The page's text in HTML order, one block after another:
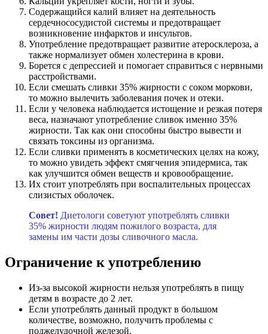
Содержащийся калий влияет на деятельность
сердечнососудистой системы и предотвращает
возникновение инфарктов и инсультов.
Употребление предотвращает развитие атеросклероза, а
также нормализует обмен холестерина в крови.
Борется с депрессией и помогает справиться с нервными
расстройствами.
Если смешать сливки 35% жирности с соком моркови,
то можно вылечить заболевания почек и отеки.
Если у человека наблюдается истощение и резкая потеря
веса, назначают употребление сливок именно 35%
жирности. Так как они способны быстро вывести и
связать токсины из организма.
Если сливки применять в косметических целях на кожу,
то можно увидеть эффект смягчения эпидермиса, так
как улучшится обмен веществ и кровообращение.
Их стоит употреблять при воспалительных процессах
слизистых оболочек.
Совет! Диетологи советуют употреблять сливки
35% жирности людям пожилого возраста, для
замены им части дозы сливочного масла.
Ограничение к употреблению
Из-за высокой жирности нельзя употреблять в пищу
детям в возрасте до 2 лет.
Если употреблять данный продукт в большом
количестве, возможно, получить проблемы с
поджелудочной железой.